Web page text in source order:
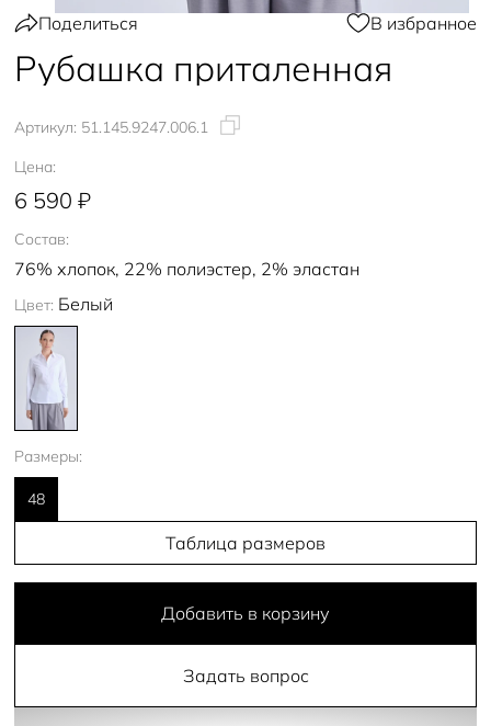
Поделиться В избранное
Рубашка приталенная
Артикул: 51.145.9247.006.1
Цена:
6 590 ₽
Состав:
76% хлопок, 22% полиэстер, 2% эластан
Цвет: Белый
Размеры:
48
Таблица размеров
Добавить в корзину
Задать вопрос